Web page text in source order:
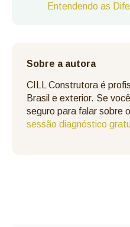
Entendendo as
Sobre a autora
CILL Construtora é
Brasil e exterior. Se
seguro para falar sobre
sessão diagnóstico